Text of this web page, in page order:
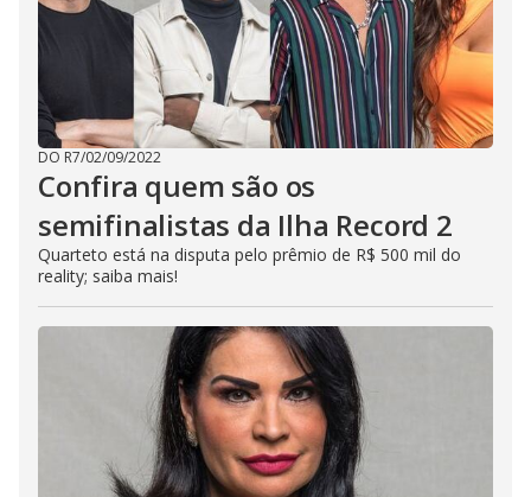
DO R7/02/09/2022
Confira quem são os
semifinalistas da Ilha Record 2
Quarteto está na disputa pelo prêmio de R$ 500 mil do
reality; saiba mais!